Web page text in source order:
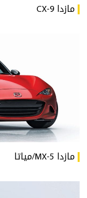
مازدا CX-9
مازدا MX-5/مياتا